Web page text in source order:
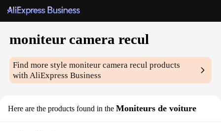
moniteur camera recul
Find more stylemoniteur camera recul products
with AliExpress Business
Here are the products found in the Moniteurs de voiture